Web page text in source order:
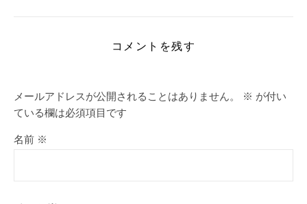
コメントを残す
メールアドレスが公開されることはありません。 ※ が付い
ている欄は必須項目です
名前 ※